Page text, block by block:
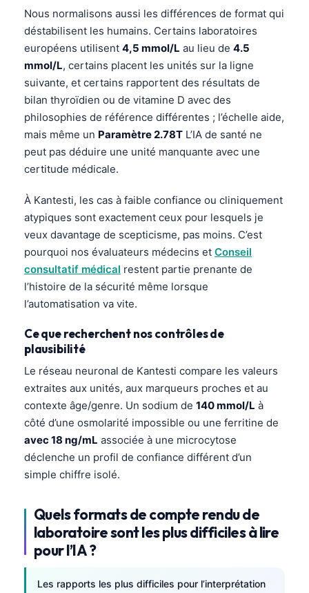
Nous normalisons aussi les différences de format qui
déstabilisent les humains. Certains laboratoires
européens utilisent 4,5 mmol/L au lieu de 4.5
mmol/L, certains placent les unités sur la ligne
suivante, et certains rapportent des résultats de
bilan thyroïdien ou de vitamine D avec des
philosophies de référence différentes ; l’échelle aide,
mais même un Paramètre 2.78T L’IA de santé ne
peut pas déduire une unité manquante avec une
certitude médicale.
À Kantesti, les cas à faible confiance ou cliniquement
atypiques sont exactement ceux pour lesquels je
veux davantage de scepticisme, pas moins. C’est
pourquoi nos évaluateurs médecins et Conseil
consultatif médical restent partie prenante de
l’histoire de la sécurité même lorsque
l’automatisation va vite.
Ce que recherchent nos contrôles de
plausibilité
Le réseau neuronal de Kantesti compare les valeurs
extraites aux unités, aux marqueurs proches et au
contexte âge/genre. Un sodium de 140 mmol/L à
côté d’une osmolarité impossible ou une ferritine de
avec 18 ng/mL associée à une microcytose
déclenche un profil de confiance différent d’un
simple chiffre isolé.
Quels formats de compte rendu de
laboratoire sont les plus difficiles à lire
pour l’IA ?
Les rapports les plus difficiles pour l’interprétation
Kiswahili
አማርኛ
Українська
Català
Қазақ тілі
Suomi
Hrvatski
Slovenčina
كوردی‎
سنڌي
සිංහල
অসমীয়া
Galego
Latviešu valoda
Euskara
Occitan
العربية المغربية
Монгол
ພາສາລາວ
Basa Jawa